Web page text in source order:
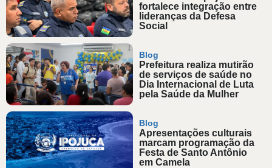
fortalece integração entre
lideranças da Defesa
Social
Blog
Prefeitura realiza mutirão
de serviços de saúde no
Dia Internacional de Luta
pela Saúde da Mulher
Blog
Apresentações culturais
marcam programação da
Festa de Santo Antônio
em Camela